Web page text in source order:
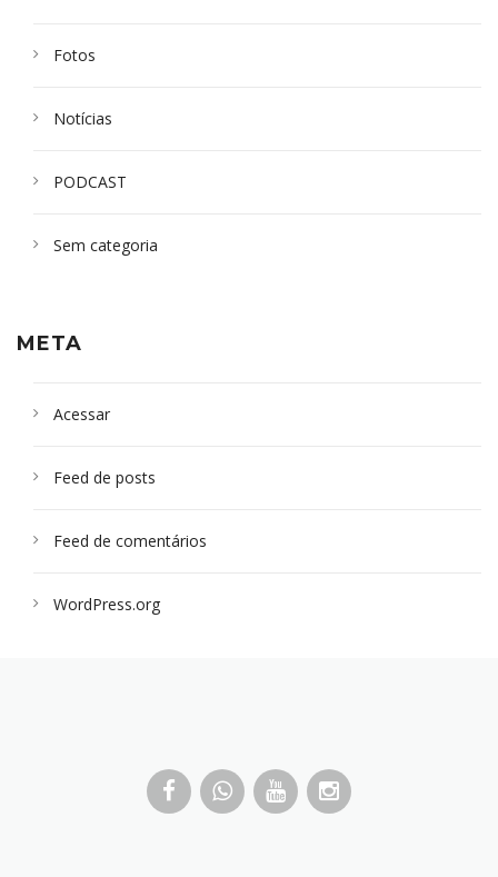
Fotos
Notícias
PODCAST
Sem categoria
META
Acessar
Feed de posts
Feed de comentários
WordPress.org